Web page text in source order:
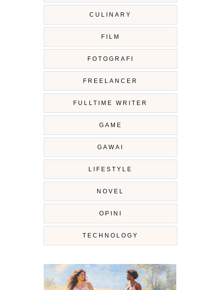
CULINARY
FILM
FOTOGRAFI
FREELANCER
FULLTIME WRITER
GAME
GAWAI
LIFESTYLE
NOVEL
OPINI
TECHNOLOGY